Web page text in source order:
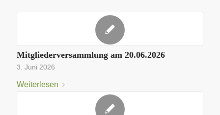
Mitgliederversammlung am 20.06.2026
3. Juni 2026
Weiterlesen